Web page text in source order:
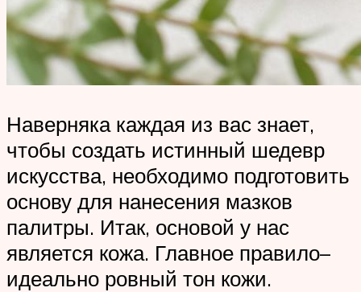
Наверняка каждая из вас знает,
чтобы создать истинный шедевр
искусства, необходимо подготовить
основу для нанесения мазков
палитры. Итак, основой у нас
является кожа. Главное правило–
идеально ровный тон кожи.